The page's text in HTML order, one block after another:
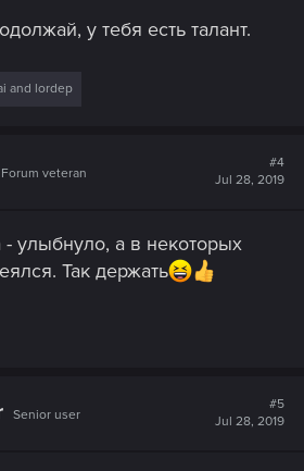
у тебя есть талант.
and lordep
Forum veteran
#4
Jul 28, 2019
улыбнуло, а в некоторых
Так держать
Senior user
#5
Jul 28, 2019